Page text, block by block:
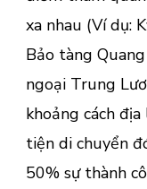
xa nhau (Ví dụ:
Bảo tàng
ngoại Trung
khoảng cách
tiện di chuyển
50% sự thành